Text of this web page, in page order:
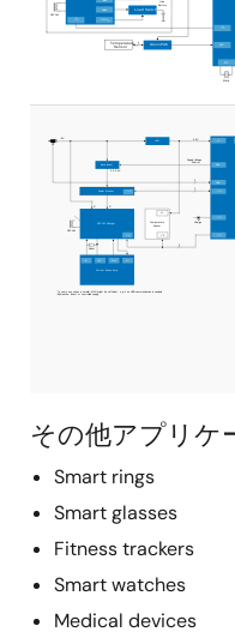
その他アプリケ
Smart rings
Smart glasses
Fitness trackers
Smart watches
Medical devices